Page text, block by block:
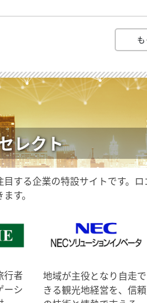
レクト
目する企業の特設サイトです。
す。
行者
ーシ
地域が主役となり自走で
きる観光地経営を、信頼